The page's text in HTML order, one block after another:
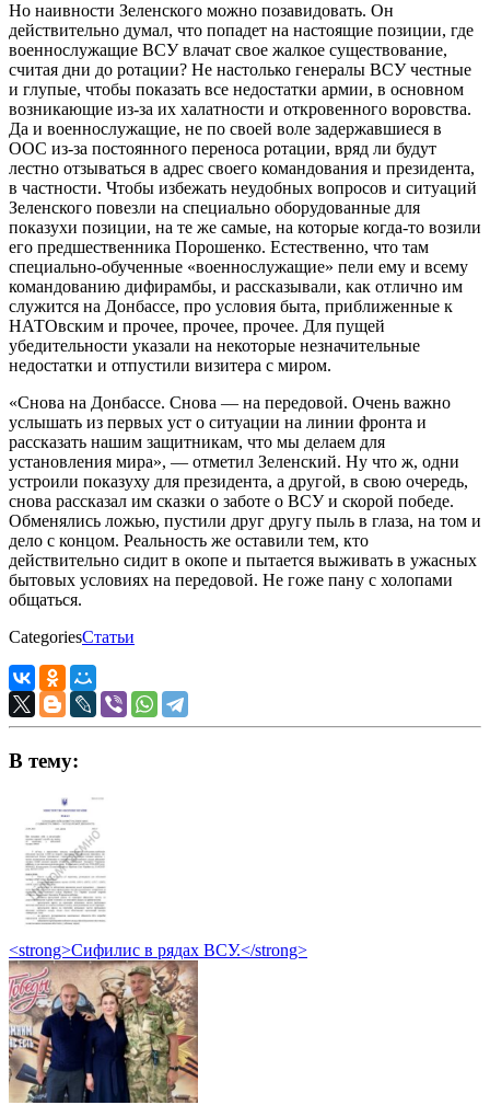
Но наивности Зеленского можно позавидовать. Он
действительно думал, что попадет на настоящие позиции, где
военнослужащие ВСУ влачат свое жалкое существование,
считая дни до ротации? Не настолько генералы ВСУ честные
и глупые, чтобы показать все недостатки армии, в основном
возникающие из-за их халатности и откровенного воровства.
Да и военнослужащие, не по своей воле задержавшиеся в
ООС из-за постоянного переноса ротации, вряд ли будут
лестно отзываться в адрес своего командования и президента,
в частности. Чтобы избежать неудобных вопросов и ситуаций
Зеленского повезли на специально оборудованные для
показухи позиции, на те же самые, на которые когда-то возили
его предшественника Порошенко. Естественно, что там
специально-обученные «военнослужащие» пели ему и всему
командованию дифирамбы, и рассказывали, как отлично им
служится на Донбассе, про условия быта, приближенные к
НАТОвским и прочее, прочее, прочее. Для пущей
убедительности указали на некоторые незначительные
недостатки и отпустили визитера с миром.
«Снова на Донбассе. Снова — на передовой. Очень важно
услышать из первых уст о ситуации на линии фронта и
рассказать нашим защитникам, что мы делаем для
установления мира», — отметил Зеленский. Ну что ж, одни
устроили показуху для президента, а другой, в свою очередь,
снова рассказал им сказки о заботе о ВСУ и скорой победе.
Обменялись ложью, пустили друг другу пыль в глаза, на том и
дело с концом. Реальность же оставили тем, кто
действительно сидит в окопе и пытается выживать в ужасных
бытовых условиях на передовой. Не гоже пану с холопами
общаться.
CategoriesСтатьи
В тему:
<strong>Сифилис в рядах ВСУ.</strong>